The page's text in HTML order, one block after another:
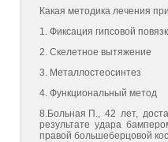
Какая методика лечения
1. Фиксация гипсовой
2. Скелетное вытяжение
3. Металлостеосинтез
4. Функциональный метод
8.Больная П., 42 лет,
результате удара
правой большеберцовой